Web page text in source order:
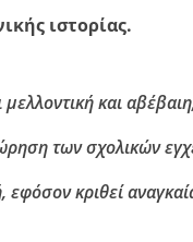
ιστορίας.
μελλοντική και
των σχολικών
κριθεί